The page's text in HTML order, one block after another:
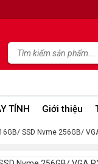
TÍNH Giới thiệu
SSD Nvme 256GB/